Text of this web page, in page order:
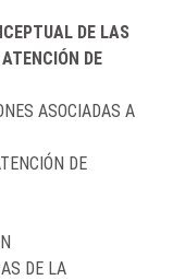
DE LAS
DE
ASOCIADAS A
DE
DE LA